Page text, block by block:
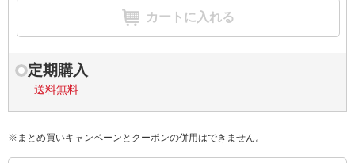
カートに入れる
定期購入
送料無料
※まとめ買いキャンペーンとクーポンの併用はできません。